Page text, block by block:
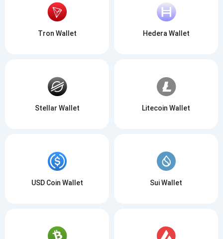
Tron Wallet Hedera Wallet
Stellar Wallet Litecoin Wallet
USD Coin Wallet Sui Wallet